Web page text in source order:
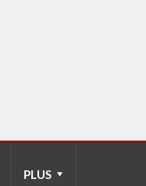
PLUS